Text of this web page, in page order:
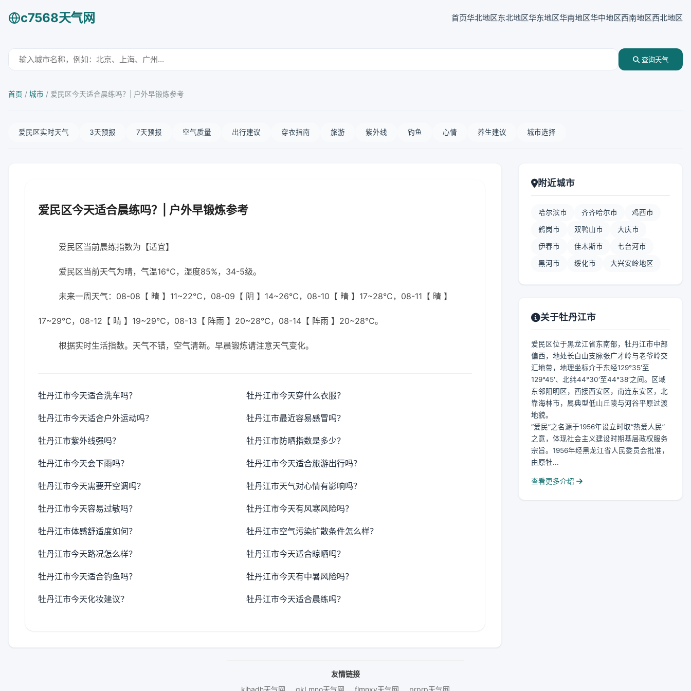
c7568天气网 首页华北地区东北地区华东地区华南地区华中地区西南地区西北地区
查询天气
首页 / 城市 / 爱民区今天适合晨练吗？| 户外早锻炼参考
爱民区实时天气 3天预报 7天预报 空气质量 出行建议 穿衣指南 旅游 紫外线 钓鱼 心情 养生建议 城市选择
爱民区今天适合晨练吗？| 户外早锻炼参考
爱民区当前晨练指数为【适宜】
爱民区当前天气为晴，气温16℃，湿度85%，34-5级。
未来一周天气：08-08【 晴 】11~22℃，08-09【 阴 】14~26℃，08-10【 晴 】17~28℃，08-11【 晴 】
17~29℃，08-12【 晴 】19~29℃，08-13【 阵雨 】20~28℃，08-14【 阵雨 】20~28℃。
根据实时生活指数。天气不错，空气清新。早晨锻炼请注意天气变化。
牡丹江市今天适合洗车吗？ 牡丹江市今天穿什么衣服？
牡丹江市今天适合户外运动吗？ 牡丹江市最近容易感冒吗？
牡丹江市紫外线强吗？ 牡丹江市防晒指数是多少？
牡丹江市今天会下雨吗？ 牡丹江市今天适合旅游出行吗？
牡丹江市今天需要开空调吗？ 牡丹江市天气对心情有影响吗？
牡丹江市今天容易过敏吗？ 牡丹江市今天有风寒风险吗？
牡丹江市体感舒适度如何？ 牡丹江市空气污染扩散条件怎么样？
牡丹江市今天路况怎么样？ 牡丹江市今天适合晾晒吗？
牡丹江市今天适合钓鱼吗？ 牡丹江市今天有中暑风险吗？
牡丹江市今天化妆建议？ 牡丹江市今天适合晨练吗？
附近城市
哈尔滨市 齐齐哈尔市 鸡西市
鹤岗市 双鸭山市 大庆市
伊春市 佳木斯市 七台河市
黑河市 绥化市 大兴安岭地区
关于牡丹江市
爱民区位于黑龙江省东南部，牡丹江市中部
偏西，地处长白山支脉张广才岭与老爷岭交
汇地带，地理坐标介于东经129°35′至
129°45′、北纬44°30′至44°38′之间。区域
东邻阳明区，西接西安区，南连东安区，北
靠海林市，属典型低山丘陵与河谷平原过渡
地貌。
“爱民”之名源于1956年设立时取“热爱人民”
之意，体现社会主义建设时期基层政权服务
宗旨。1956年经黑龙江省人民委员会批准，
由原牡...
查看更多介绍
友情链接
kihadh天气网
gkLmno天气网 flmnxy天气网 prprp天气网